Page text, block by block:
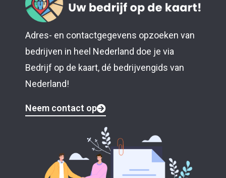
Adres- en contactgegevens opzoeken van
bedrijven in heel Nederland doe je via
Bedrijf op de kaart, dé bedrijvengids van
Nederland!
Neem contact op